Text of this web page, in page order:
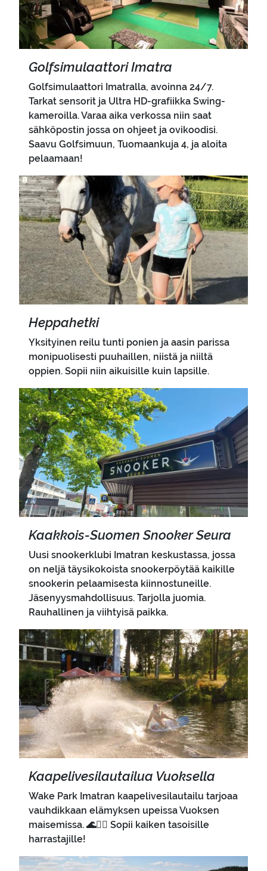
Golf­si­mu­laat­to­ri Imat­ra
Golfsimulaattori Imatralla, avoinna 24/7.
Tarkat sensorit ja Ultra HD-grafiikka Swing-
kameroilla. Varaa aika verkossa niin saat
sähköpostin jossa on ohjeet ja ovikoodisi.
Saavu Golfsimuun, Tuomaankuja 4, ja aloita
pelaamaan!
Pääkuva
Hep­pa­het­ki
Yksityinen reilu tunti ponien ja aasin parissa
monipuolisesti puuhaillen, niistä ja niiltä
oppien. Sopii niin aikuisille kuin lapsille.
Pääkuva
Kaakkois-​Suomen Snoo­ker Seura
Uusi snookerklubi Imatran keskustassa, jossa
on neljä täysikokoista snookerpöytää kaikille
snookerin pelaamisesta kiinnostuneille.
Jäsenyysmahdollisuus. Tarjolla juomia.
Rauhallinen ja viihtyisä paikka.
Pääkuva
Kaa­pe­li­ve­si­lau­tai­lua Vuok­sel­la
Wake Park Imatran kaapelivesilautailu tarjoaa
vauhdikkaan elämyksen upeissa Vuoksen
maisemissa. 🌊🏄‍♂️ Sopii kaiken tasoisille
harrastajille!
Pääkuva